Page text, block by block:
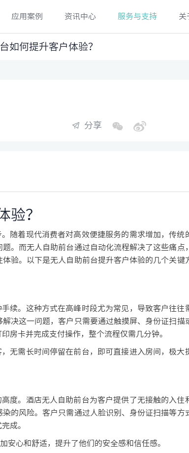
应用案例 资讯中心 服务与支持 关
如何提升客户体验？
分享
验？
随着现代消费者对高效便捷服务的需求增加，传统
。而无人自助前台通过自动化流程解决了这些痛点，
验。以下是无人自助前台提升客户体验的几个关键
续。这种方式在高峰时段尤为常见，导致客户往往
决这一问题，客户只需要通过触摸屏、身份证扫描
房卡并完成支付操作，整个流程仅需几分钟。
无需长时间停留在前台，即可直接进入房间，极大
度。酒店无人自助前台为客户提供了无接触的入住
的风险。客户只需通过人脸识别、身份证扫描等方
成。
心和舒适，提升了他们的安全感和信任感。